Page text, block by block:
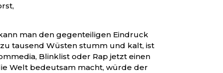
man den gegenteiligen Eindruck
tausend Wüsten stumm und kalt, ist
Blinklist oder Rap jetzt einen
Welt bedeutsam macht, würde der